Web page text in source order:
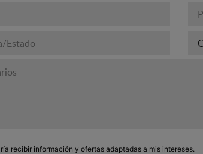
recibir información y ofertas adaptadas a mis intereses.